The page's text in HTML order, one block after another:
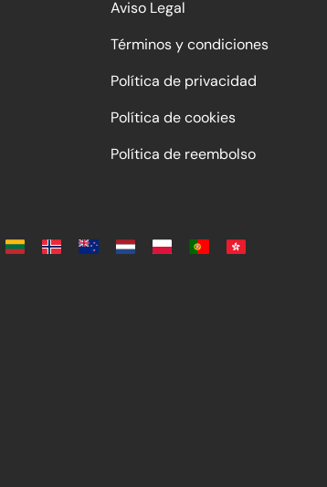
Aviso Legal
Términos y condiciones
Política de privacidad
Política de cookies
Política de reembolso